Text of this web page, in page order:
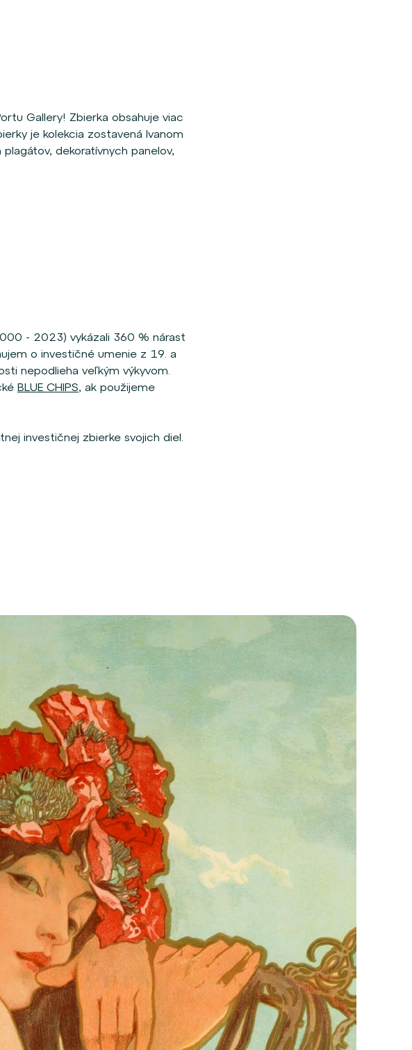
Gallery! Zbierka obsahuje viac
je kolekcia zostavená Ivanom
dekoratívnych panelov,
- 2023) vykázali 360 % nárast
o investičné umenie z 19. a
nepodlieha veľkým výkyvom.
BLUE CHIPS, ak použijeme
investičnej zbierke svojich diel.